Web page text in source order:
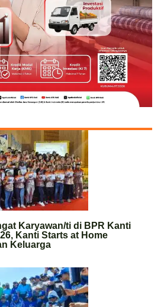
Karyawan/ti di BPR Kanti
Kanti Starts at Home
Keluarga